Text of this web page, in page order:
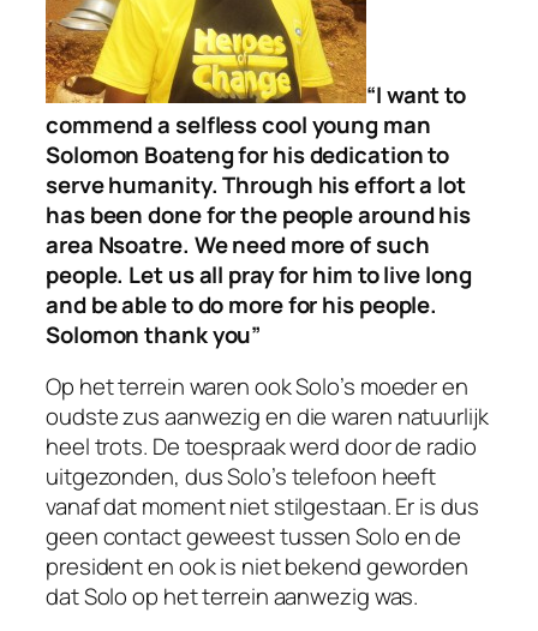
“I want to
commend a selfless cool young man
Solomon Boateng for his dedication to
serve humanity. Through his effort a lot
has been done for the people around his
area Nsoatre. We need more of such
people. Let us all pray for him to live long
and be able to do more for his people.
Solomon thank you”
Op het terrein waren ook Solo’s moeder en
oudste zus aanwezig en die waren natuurlijk
heel trots. De toespraak werd door de radio
uitgezonden, dus Solo’s telefoon heeft
vanaf dat moment niet stilgestaan. Er is dus
geen contact geweest tussen Solo en de
president en ook is niet bekend geworden
dat Solo op het terrein aanwezig was.